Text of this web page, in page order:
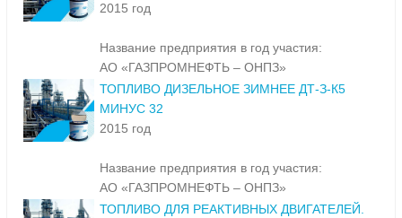
2015 год
Название предприятия в год участия:
АО «ГАЗПРОМНЕФТЬ – ОНПЗ»
ТОПЛИВО ДИЗЕЛЬНОЕ ЗИМНЕЕ ДТ-З-К5
МИНУС 32
2015 год
Название предприятия в год участия:
АО «ГАЗПРОМНЕФТЬ – ОНПЗ»
ТОПЛИВО ДЛЯ РЕАКТИВНЫХ ДВИГАТЕЛЕЙ.